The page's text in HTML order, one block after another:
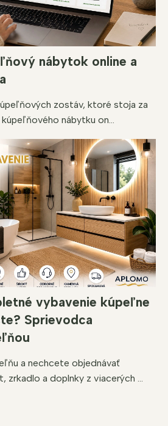
nábytok online a
zostáv, ktoré stoja za
nábytku on...
vybavenie kúpeľne
Sprievodca
a nechcete objednávať
zrkadlo a doplnky z viacerých ...